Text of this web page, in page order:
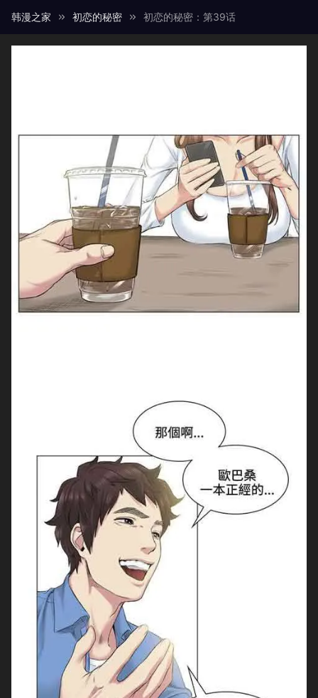
韩漫之家 初恋的秘密 初恋的秘密：第39话